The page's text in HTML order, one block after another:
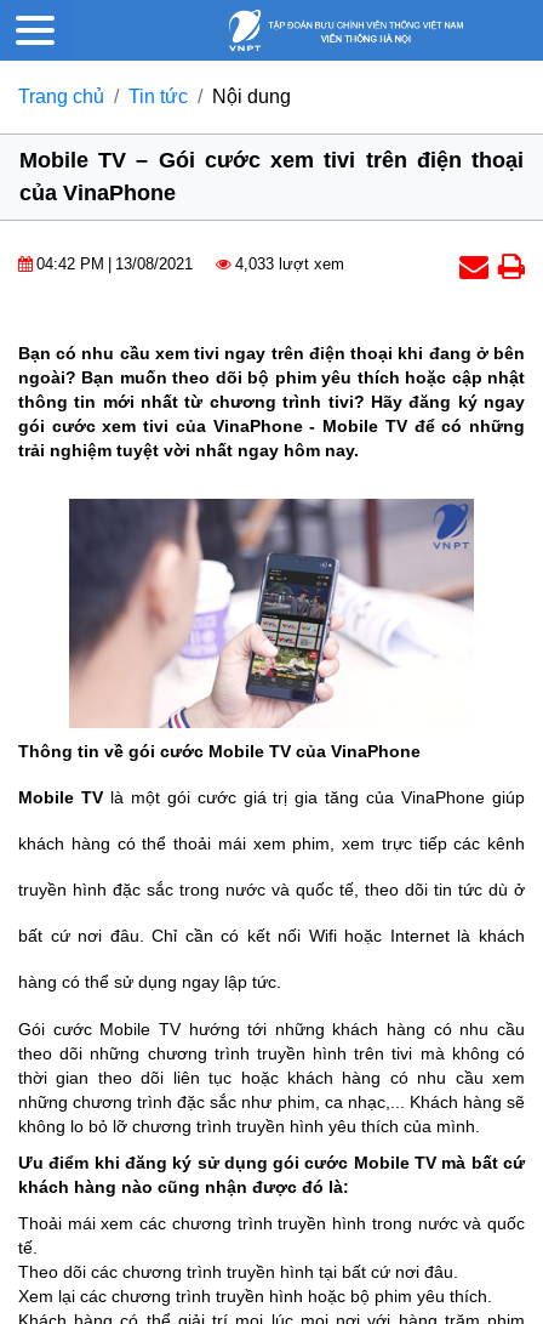
Trang chủ Tin tức Nội dung
Mobile TV – Gói cước xem tivi trên điện thoại
của VinaPhone
04:42 PM 13/08/2021 4,033 lượt xem
Bạn có nhu cầu xem tivi ngay trên điện thoại khi đang ở bên
ngoài? Bạn muốn theo dõi bộ phim yêu thích hoặc cập nhật
thông tin mới nhất từ chương trình tivi? Hãy đăng ký ngay
gói cước xem tivi của VinaPhone - Mobile TV để có những
trải nghiệm tuyệt vời nhất ngay hôm nay.
Thông tin về gói cước Mobile TV của VinaPhone
Mobile TVlà một gói cước giá trị gia tăng của VinaPhone giúp
khách hàng có thể thoải mái xem phim, xem trực tiếp các kênh
truyền hình đặc sắc trong nước và quốc tế, theo dõi tin tức dù ở
bất cứ nơi đâu.Chỉ cần có kết nối Wifi hoặc Internet là khách
hàng có thể sử dụng ngay lập tức.
Gói cước Mobile TV hướng tới những khách hàng có nhu cầu
theo dõi những chương trình truyền hình trên tivi mà không có
thời gian theo dõi liên tục hoặc khách hàng có nhu cầu xem
những chương trình đặc sắc như phim, ca nhạc,... Khách hàng sẽ
không lo bỏ lỡ chương trình truyền hình yêu thích của mình.
Ưu điểm khi đăng ký sử dụng gói cước Mobile TV mà bất cứ
khách hàng nào cũng nhận được đó là:
Thoải mái xem các chương trình truyền hình trong nước và quốc
tế.
Theo dõi các chương trình truyền hình tại bất cứ nơi đâu.
Xem lại các chương trình truyền hình hoặc bộ phim yêu thích.
Khách hàng có thể giải trí mọi lúc mọi nơi với hàng trăm phim